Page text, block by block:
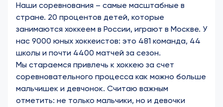
Наши соревнования – самые масштабные в
стране. 20 процентов детей, которые
занимаются хоккеем в России, играют в Москве. У
нас 9000 юных хоккеистов: это 481 команда, 44
школы и почти 4400 матчей за сезон.
Мы стараемся привлечь к хоккею за счет
соревновательного процесса как можно больше
мальчишек и девчонок. Считаю важным
отметить: не только мальчики, но и девочки